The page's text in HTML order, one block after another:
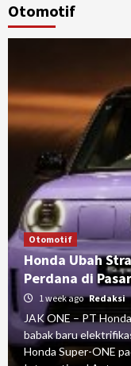
Otomotif
Otomotif
Honda Ubah
Perdana di
1 week ago Redaksi
JAK ONE – PT
babak baru
Honda Super-ONE